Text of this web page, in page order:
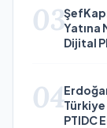
03Yatına
Dijital
04Türkiye
PTIDC